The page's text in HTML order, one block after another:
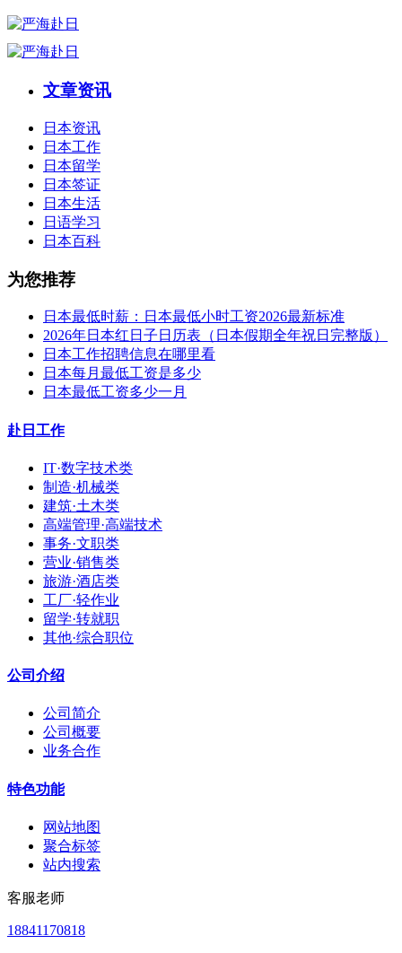
文章资讯
日本资讯
日本工作
日本留学
日本签证
日本生活
日语学习
日本百科
为您推荐
日本最低时薪：日本最低小时工资2026最新标准
2026年日本红日子日历表（日本假期全年祝日完整版）
日本工作招聘信息在哪里看
日本每月最低工资是多少
日本最低工资多少一月
赴日工作
IT·数字技术类
制造·机械类
建筑·土木类
高端管理·高端技术
事务·文职类
营业·销售类
旅游·酒店类
工厂·轻作业
留学·转就职
其他·综合职位
公司介绍
公司简介
公司概要
业务合作
特色功能
网站地图
聚合标签
站内搜索
客服老师
18841170818